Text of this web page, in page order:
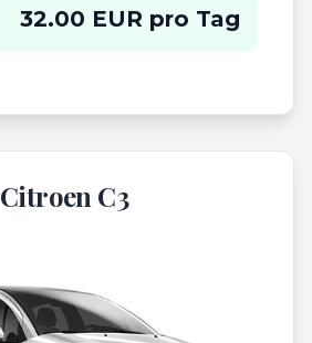
32.00 EUR pro Tag
Citroen C3